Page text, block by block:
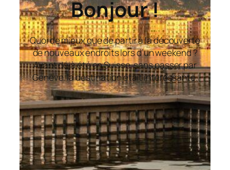
Bonjour !
Quoi de mieux que de partir à la découverte
de nouveaux endroits lors d’un weekend ?
Ayant déjà été en Suisse, sans passer par
Genève, la destination était intéressante.